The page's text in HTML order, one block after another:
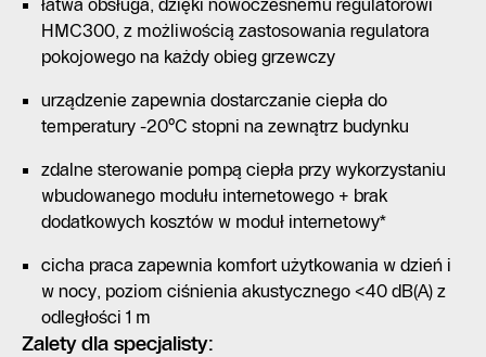
HMC300, z możliwością zastosowania regulatora
pokojowego na każdy obieg grzewczy
urządzenie zapewnia dostarczanie ciepła do
temperatury -20°C stopni na zewnątrz budynku
zdalne sterowanie pompą ciepła przy wykorzystaniu
wbudowanego modułu internetowego + brak
dodatkowych kosztów w moduł internetowy*
cicha praca zapewnia komfort użytkowania w dzień i
w nocy, poziom ciśnienia akustycznego <40 dB(A) z
odległości 1 m
Zalety dla specjalisty: